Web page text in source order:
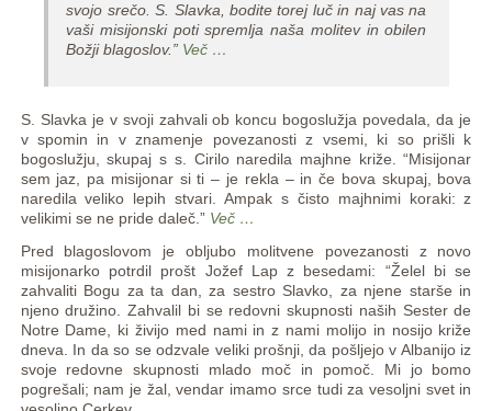
svojo srečo. S. Slavka, bodite torej luč in naj vas na
vaši misijonski poti spremlja naša molitev in obilen
Božji blagoslov.” Več …
S. Slavka je v svoji zahvali ob koncu bogoslužja povedala, da je
v spomin in v znamenje povezanosti z vsemi, ki so prišli k
bogoslužju, skupaj s s. Cirilo naredila majhne križe. “Misijonar
sem jaz, pa misijonar si ti – je rekla – in če bova skupaj, bova
naredila veliko lepih stvari. Ampak s čisto majhnimi koraki: z
velikimi se ne pride daleč.” Več …
Pred blagoslovom je obljubo molitvene povezanosti z novo
misijonarko potrdil prošt Jožef Lap z besedami: “Želel bi se
zahvaliti Bogu za ta dan, za sestro Slavko, za njene starše in
njeno družino. Zahvalil bi se redovni skupnosti naših Sester de
Notre Dame, ki živijo med nami in z nami molijo in nosijo križe
dneva. In da so se odzvale veliki prošnji, da pošljejo v Albanijo iz
svoje redovne skupnosti mlado moč in pomoč. Mi jo bomo
pogrešali; nam je žal, vendar imamo srce tudi za vesoljni svet in